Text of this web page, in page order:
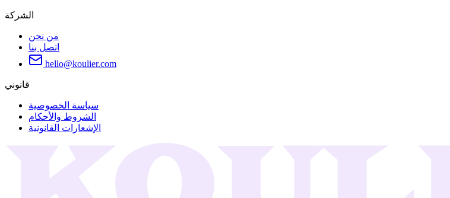
الشركة
من نحن
اتصل بنا
hello@koulier.com
قانوني
سياسة الخصوصية
الشروط والأحكام
الإشعارات القانونية